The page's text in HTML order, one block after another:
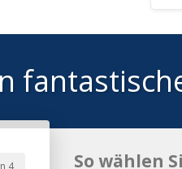
4 So wählen